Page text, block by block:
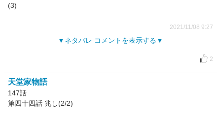
(3)
2021/11/08 9:27
ネタバレ コメントを表示する
2
天堂家物語
147話
第四十四話 兆し(2/2)